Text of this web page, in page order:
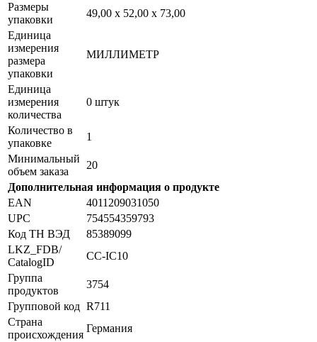
Размеры
упаковки
49,00 х 52,00 х 73,00
Единица
измерения
размера
упаковки
МИЛЛИМЕТР
Единица
измерения
количества
0 штук
Количество в
упаковке
1
Минимальный
объем заказа
20
Дополнительная информация о продукте
EAN
4011209031050
UPC
754554359793
Код ТН ВЭД
85389099
LKZ_FDB/
CatalogID
СС-IC10
Группа
продуктов
3754
Групповой код R711
Страна
происхождения
Германия